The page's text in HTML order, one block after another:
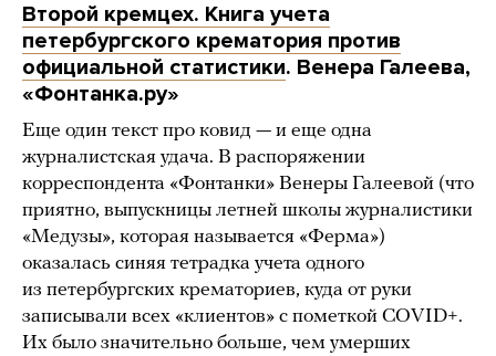
Второй кремцех. Книга учета
петербургского крематория против
официальной статистики. Венера Галеева,
«Фонтанка.ру»
Еще один текст про ковид — и еще одна
журналистская удача. В распоряжении
корреспондента «Фонтанки» Венеры Галеевой (что
приятно, выпускницы летней школы журналистики
«Медузы», которая называется «Ферма»)
оказалась синяя тетрадка учета одного
из петербургских крематориев, куда от руки
записывали всех «клиентов» с пометкой COVID+.
Их было значительно больше, чем умерших